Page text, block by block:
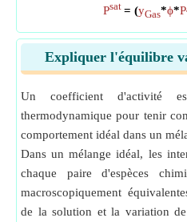
Psat = (yGas*ϕ*P
Expliquer l'équilibre
Un coefficient d'activité
thermodynamique pour tenir
comportement idéal dans un
Dans un mélange idéal, les
chaque paire d'espèces
macroscopiquement
de la solution et la variation